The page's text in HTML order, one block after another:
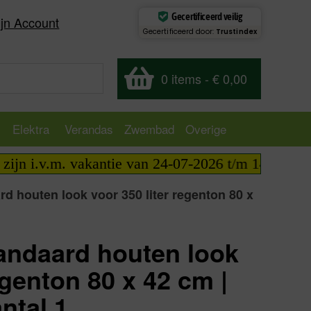
Account Gecertificeerd veilig
Gecertificeerd door: Trustindex
0 items - € 0,00
Elektra Verandas Zwembad
Overige
vakantie van 24-07-2026 t/m 14-08-2026
houten look voor 350 liter regenton 80 x
houten look
80 x 42 cm |